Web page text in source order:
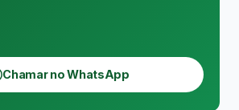
Chamar no WhatsApp